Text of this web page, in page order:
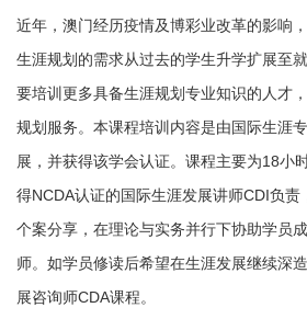
近年，澳门经历疫情及博彩业改革的影响
生涯规划的需求从过去的学生升学扩展至
要培训更多具备生涯规划专业知识的人才
规划服务。 本课程培训内容是由国际生涯
展，并获得该学会认证。课程主要为18小
得NCDA认证的国际生涯发展讲师CDI负责
个案分享，在理论与实务并行下协助学员
师。如学员修读后希望在生涯发展继续深
展咨询师CDA课程。